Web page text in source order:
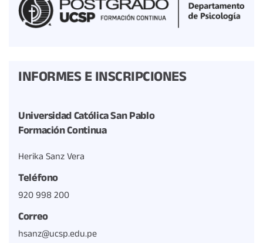
INFORMES E INSCRIPCIONES
Universidad Católica San Pablo
Formación Continua
Herika Sanz Vera
Teléfono
920 998 200
Correo
hsanz@ucsp.edu.pe